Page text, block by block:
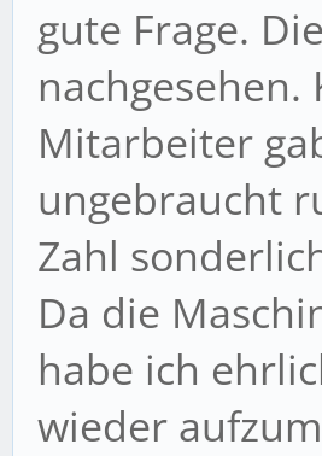
gute Frage.
Mitarbeiter
ungebraucht
Zahl
Da die
habe ich
wieder